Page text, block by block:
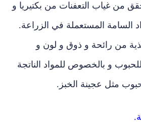
غياب التعفنات من بكتيريا و
المستعملة في الزراعة.
رائحة و ذوق و لون و
و بالخصوص للمواد الناتجة
عجينة الخبز.